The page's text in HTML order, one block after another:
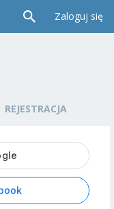
Zaloguj się
REJESTRACJA